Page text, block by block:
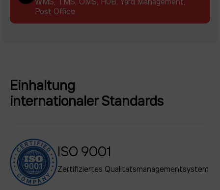
Post Office
Einhaltung
internationaler Standards
ISO 9001
Zertifiziertes Qualitätsmanagementsystem